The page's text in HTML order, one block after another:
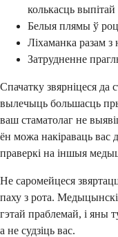
колькасць
Белыя плямы ў
Ліхаманка разам
Затрудненне
Спачатку звярніцеся да
вылечыць большасць
ваш стаматолаг не
ён можа накіраваць вас
праверкі на іншыя
Не саромейцеся
паху з рота.
гэтай праблемай, і яны
а не судзіць вас.